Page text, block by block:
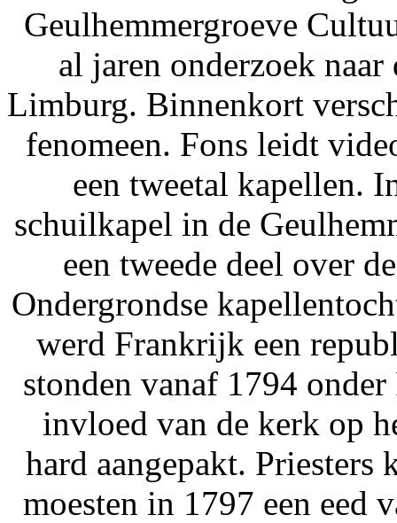
Geulhemmergroeve
al jaren onderzoek
Limburg. Binnenkort
fenomeen. Fons leidt
een tweetal kapellen.
schuilkapel in de
een tweede deel over
Ondergrondse
werd Frankrijk een
stonden vanaf 1794 onder
invloed van de kerk op
hard aangepakt. Priesters
moesten in 1797 een eed